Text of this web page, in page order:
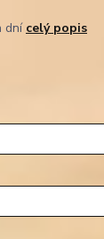
dní celý popis